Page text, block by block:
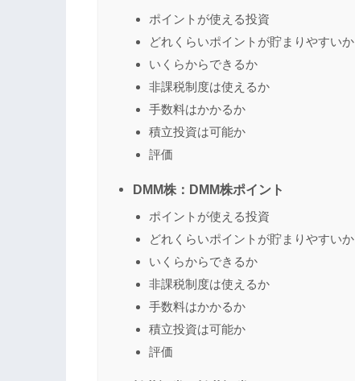
ポイントが使える投資
どれくらいポイントが貯まりやすいか
いくらからできるか
非課税制度は使えるか
手数料はかかるか
積立投資は可能か
評価
DMM株：DMM株ポイント
ポイントが使える投資
どれくらいポイントが貯まりやすいか
いくらからできるか
非課税制度は使えるか
手数料はかかるか
積立投資は可能か
評価